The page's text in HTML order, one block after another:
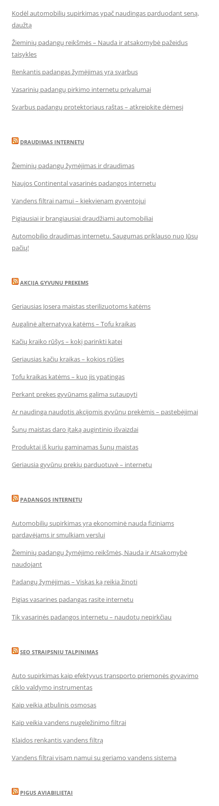
Kodėl automobilių supirkimas ypač naudingas parduodant seną,
daužtą
Žieminių padangų reikšmės – Nauda ir atsakomybė pažeidus
taisykles
Renkantis padangas žymėjimas yra svarbus
Vasarinių padangų pirkimo internetu privalumai
Svarbus padangų protektoriaus raštas – atkreipkite dėmesį
DRAUDIMAS INTERNETU
Žieminių padangų žymėjimas ir draudimas
Naujos Continental vasarinės padangos internetu
Vandens filtrai namui – kiekvienam gyventojui
Pigiausiai ir brangiausiai draudžiami automobiliai
Automobilio draudimas internetu. Saugumas priklauso nuo Jūsų
pačių!
AKCIJA GYVUNU PREKEMS
Geriausias Josera maistas sterilizuotoms katėms
Augalinė alternatyva katėms – Tofu kraikas
Kačių kraiko rūšys – kokį parinkti katei
Geriausias kačių kraikas – kokios rūšies
Tofu kraikas katėms – kuo jis ypatingas
Perkant prekes gyvūnams galima sutaupyti
Ar naudinga naudotis akcijomis gyvūnų prekėmis – pastebėjimai
Šunų maistas daro įtaką augintinio išvaizdai
Produktai iš kurių gaminamas šunų maistas
Geriausia gyvūnų prekių parduotuvė – internetu
PADANGOS INTERNETU
Automobilių supirkimas yra ekonominė nauda fiziniams
pardavėjams ir smulkiam verslui
Žieminių padangų žymėjimo reikšmės, Nauda ir Atsakomybė
naudojant
Padangų žymėjimas – Viskas ką reikia žinoti
Pigias vasarines padangas rasite internetu
Tik vasarinės padangos internetu – naudotų nepirkčiau
SEO STRAIPSNIU TALPINIMAS
Auto supirkimas kaip efektyvus transporto priemonės gyvavimo
ciklo valdymo instrumentas
Kaip veikia atbulinis osmosas
Kaip veikia vandens nugeležinimo filtrai
Klaidos renkantis vandens filtrą
Vandens filtrai visam namui su geriamo vandens sistema
PIGUS AVIABILIETAI